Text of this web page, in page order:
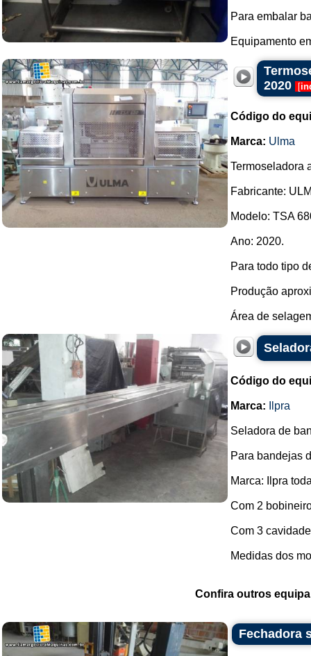
Para embalar
Equipamento
2020
[
Código do
Marca: Ulma
Termoseladora
Fabricante:
Modelo: TSA
Ano: 2020.
Para todo tipo
Produção
Área de
Código do
Marca: Ilpra
Seladora de
Para bandejas
Marca: Ilpra
Com 2
Com 3
Medidas dos
Confira outros
Fechadora